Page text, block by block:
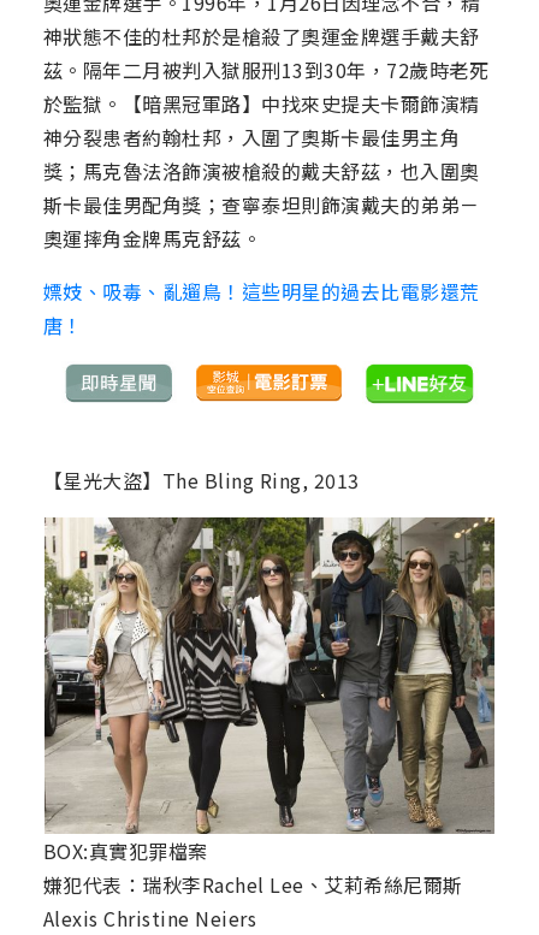
神狀態不佳的杜邦於是槍殺了奧運金牌選手戴夫舒
茲。隔年二月被判入獄服刑13到30年，72歲時老死
於監獄。【暗黑冠軍路】中找來史提夫卡爾飾演精
神分裂患者約翰杜邦，入圍了奧斯卡最佳男主角
獎；馬克魯法洛飾演被槍殺的戴夫舒茲，也入圍奧
斯卡最佳男配角獎；查寧泰坦則飾演戴夫的弟弟－
奧運摔角金牌馬克舒茲。
嫖妓、吸毒、亂遛鳥！這些明星的過去比電影還荒
唐！
【星光大盜】The Bling Ring, 2013
BOX:真實犯罪檔案
嫌犯代表：瑞秋李Rachel Lee、艾莉希絲尼爾斯
Alexis Christine Neiers